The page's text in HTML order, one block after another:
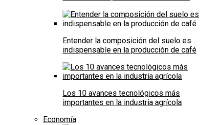
Entender la composición del suelo es
indispensable en la producción de café
Los 10 avances tecnológicos más
importantes en la industria agrícola
Economía